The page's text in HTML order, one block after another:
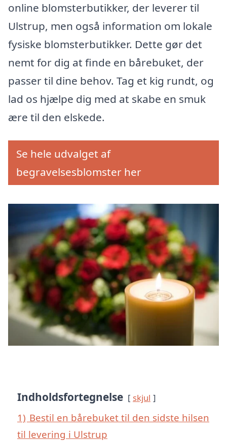
online blomsterbutikker, der leverer til
Ulstrup, men også information om lokale
fysiske blomsterbutikker. Dette gør det
nemt for dig at finde en bårebuket, der
passer til dine behov. Tag et kig rundt, og
lad os hjælpe dig med at skabe en smuk
ære til den elskede.
Se hele udvalget af
begravelsesblomster her
Indholdsfortegnelse skjul
1) Bestil en bårebuket til den sidste hilsen
til levering i Ulstrup